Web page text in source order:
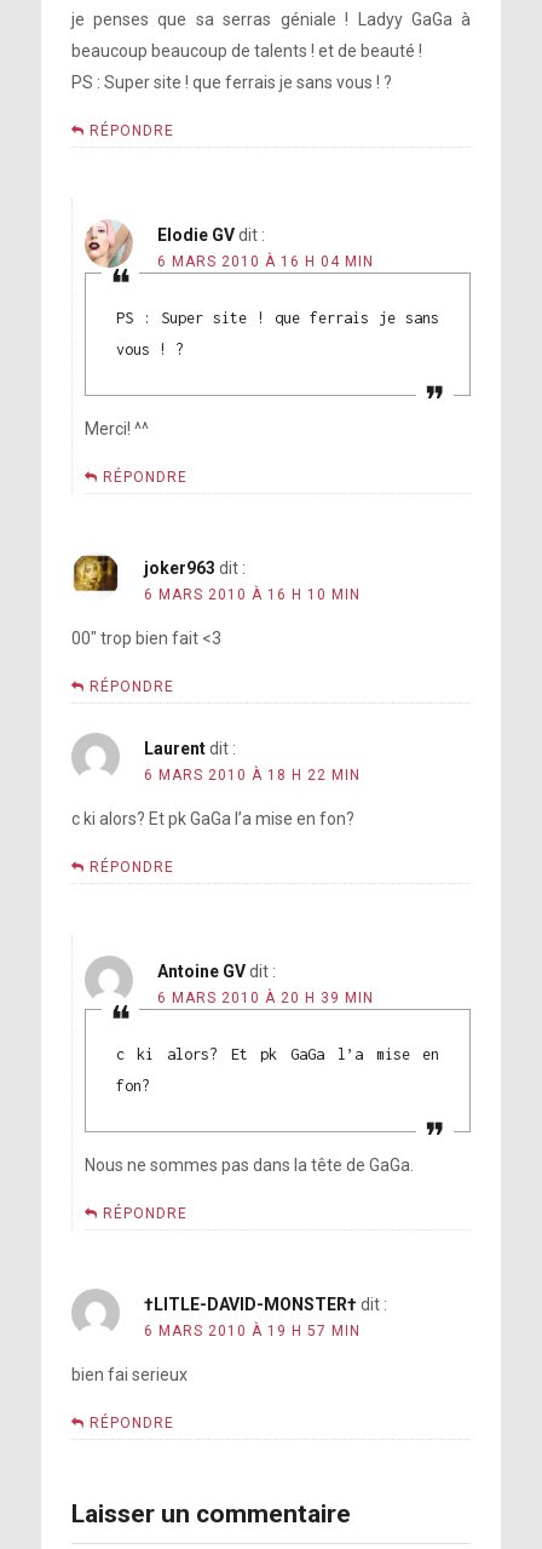
je penses que sa serras géniale ! Ladyy GaGa à
beaucoup beaucoup de talents ! et de beauté !
PS : Super site ! que ferrais je sans vous ! ?
RÉPONDRE
Elodie GV dit :
6 MARS 2010 À 16 H 04 MIN
PS : Super site ! que ferrais je sans
vous ! ?
Merci! ^^
RÉPONDRE
joker963 dit :
6 MARS 2010 À 16 H 10 MIN
00″ trop bien fait <3
RÉPONDRE
Laurent dit :
6 MARS 2010 À 18 H 22 MIN
c ki alors? Et pk GaGa l’a mise en fon?
RÉPONDRE
Antoine GV dit :
6 MARS 2010 À 20 H 39 MIN
c ki alors? Et pk GaGa l’a mise en
fon?
Nous ne sommes pas dans la tête de GaGa.
RÉPONDRE
†LITLE-DAVID-MONSTER† dit :
6 MARS 2010 À 19 H 57 MIN
bien fai serieux
RÉPONDRE
Laisser un commentaire